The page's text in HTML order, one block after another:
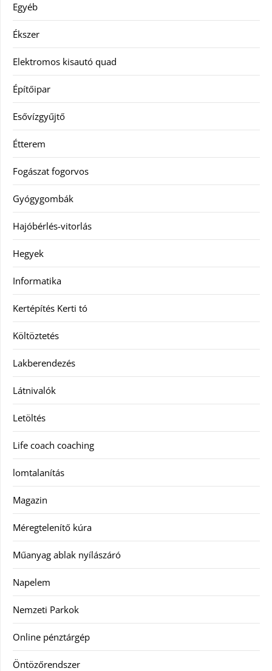
Egyéb
Ékszer
Elektromos kisautó quad
Építőipar
Esővízgyűjtő
Étterem
Fogászat fogorvos
Gyógygombák
Hajóbérlés-vitorlás
Hegyek
Informatika
Kertépítés Kerti tó
Költöztetés
Lakberendezés
Látnivalók
Letöltés
Life coach coaching
lomtalanítás
Magazin
Méregtelenítő kúra
Műanyag ablak nyílászáró
Napelem
Nemzeti Parkok
Online pénztárgép
Öntözőrendszer